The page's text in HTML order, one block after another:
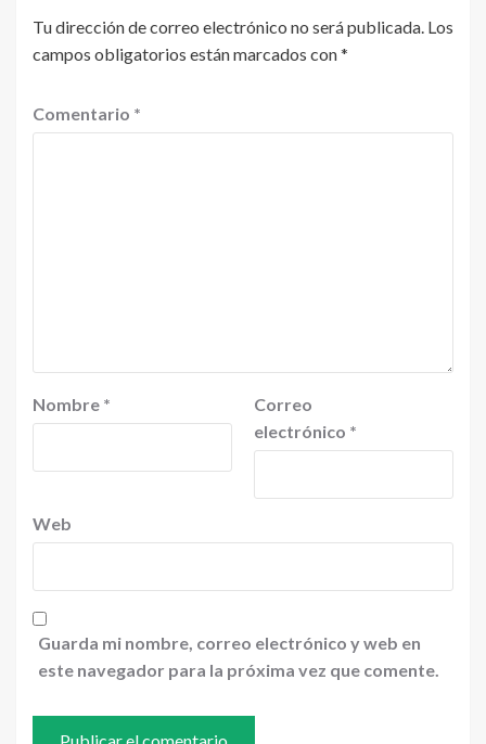
Tu dirección de correo electrónico no será publicada. Los
campos obligatorios están marcados con*
Comentario *
Nombre *
Correo
electrónico *
Web
Guarda mi nombre, correo electrónico y web en
este navegador para la próxima vez que comente.